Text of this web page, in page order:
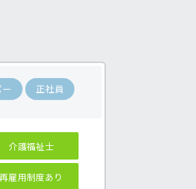
正社員
介護福祉士
再雇用制度あり